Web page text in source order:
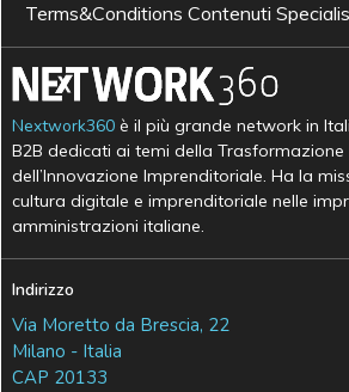
Terms&Conditions Contenuti
Nextwork360 è il più grande network in
B2B dedicati ai temi della Trasformazione
dell’Innovazione Imprenditoriale. Ha la
cultura digitale e imprenditoriale nelle
amministrazioni italiane.
Indirizzo
Via Moretto da Brescia, 22
Milano - Italia
CAP 20133